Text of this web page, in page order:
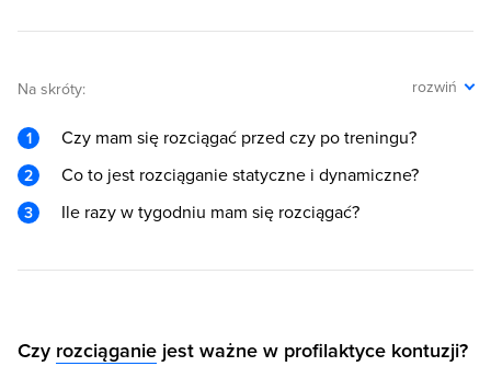
Na skróty: rozwiń
Czy mam się rozciągać przed czy po treningu?
Co to jest rozciąganie statyczne i dynamiczne?
Ile razy w tygodniu mam się rozciągać?
Czy rozciąganie jest ważne w profilaktyce kontuzji?